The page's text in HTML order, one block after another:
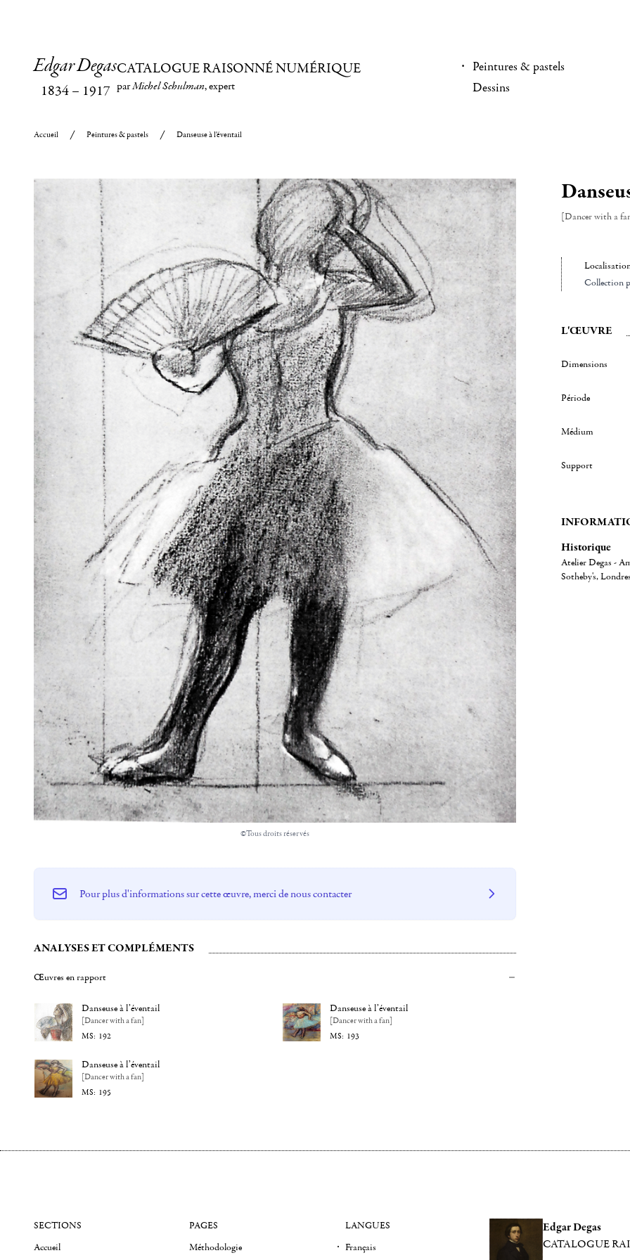
Edgar Degas
1834– 1917
CATALOGUE RAISONNÉ NUMÉRIQUE
parMichel Schulman, expert
Peintures & pastels
Dessins
Accueil Peintures & pastels Danseuse à l'éventail
©Tous droits réservés
[Dancer with a
Collection
L'ŒUVRE
Dimensions
Période
Médium
Support
Historique
Atelier Degas -
Sotheby's,
Pour plus d'informations sur cette œuvre, merci de nous contacter
ANALYSES ET COMPLÉMENTS
Œuvres en rapport
Danseuse à l’éventail
[Dancer with a fan]
192
Danseuse à l’éventail
[Dancer with a fan]
193
Danseuse à l’éventail
[Dancer with a fan]
195
Edgar Degas
CATALOGUE
SECTIONS
Accueil
PAGES
Méthodologie
LANGUES
Français